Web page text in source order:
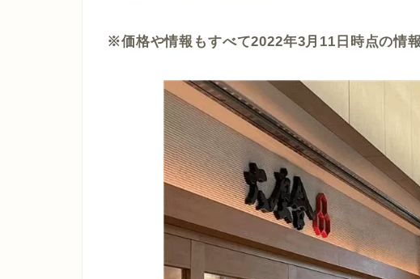
※価格や情報もすべて2022年3月11日時点の情報